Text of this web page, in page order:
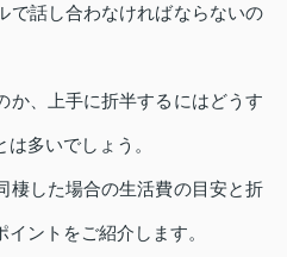
で話し合わなければならないの
か、上手に折半するにはどうす
多いでしょう。
棲した場合の生活費の目安と折
ントをご紹介します。